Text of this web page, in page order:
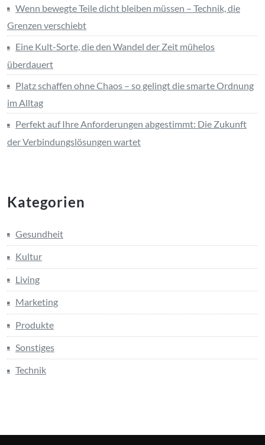
Wenn bewegte Teile dicht bleiben müssen – Technik, die
Grenzen verschiebt
Eine Kult-Sorte, die den Wandel der Zeit mühelos
überdauert
Platz schaffen ohne Chaos – so gelingt die smarte Ordnung
im Alltag
Perfekt auf Ihre Anforderungen abgestimmt: Die Zukunft
der Verbindungslösungen wartet
Kategorien
Gesundheit
Kultur
Living
Marketing
Produkte
Sonstiges
Technik